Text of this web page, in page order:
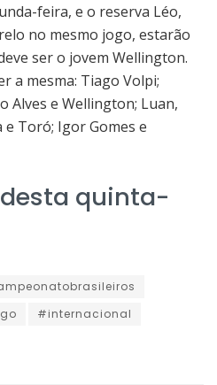
feira, e o reserva Léo,
no mesmo jogo, estarão
ser o jovem Wellington.
a mesma: Tiago Volpi;
Alves e Wellington; Luan,
e Toró; Igor Gomes e
quinta-
#internacional